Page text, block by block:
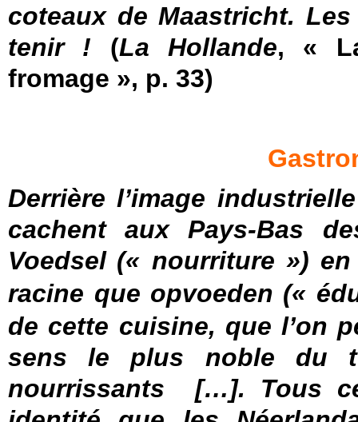
coteaux de Maastricht.
tenir ! (La Hollande, «
fromage », p. 33)
Derrière l’image
cachent aux Pays-Bas
Voedsel (« nourriture ») en
racine que opvoeden («
de cette cuisine, que l’on
sens le plus noble du
nourrissants […]. Tous